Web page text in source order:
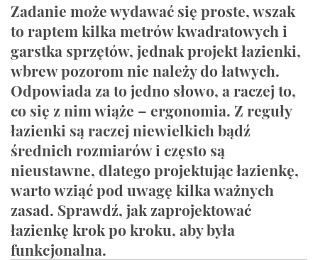
Zadanie może wydawać się proste, wszak
to raptem kilka metrów kwadratowych i
garstka sprzętów, jednak projekt łazienki,
wbrew pozorom nie należy do łatwych.
Odpowiada za to jedno słowo, a raczej to,
co się z nim wiąże – ergonomia. Z reguły
łazienki są raczej niewielkich bądź
średnich rozmiarów i często są
nieustawne, dlatego projektując łazienkę,
warto wziąć pod uwagę kilka ważnych
zasad. Sprawdź, jak zaprojektować
łazienkę krok po kroku, aby była
funkcjonalna.